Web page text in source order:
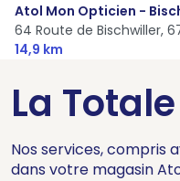
Atol Mon Opticien -
64 Route de Bischwiller,
14,9 km
La
Nos services, compris
dans votre magasin